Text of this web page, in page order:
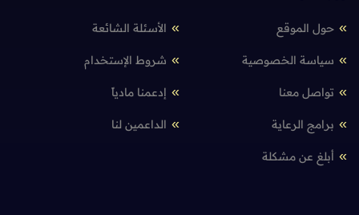
حول الموقع الأسئلة الشائعة
سياسة الخصوصية شروط الإستخدام
تواصل معنا إدعمنا مادياً
برامج الرعاية الداعمين لنا
أبلغ عن مشكلة